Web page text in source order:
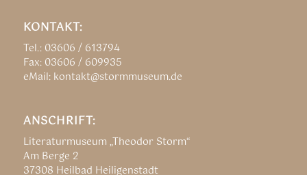
KONTAKT:
Tel.: 03606 / 613794
Fax: 03606 / 609935
eMail: kontakt@stormmuseum.de
ANSCHRIFT:
Literaturmuseum „Theodor Storm“
Am Berge 2
37308 Heilbad Heiligenstadt